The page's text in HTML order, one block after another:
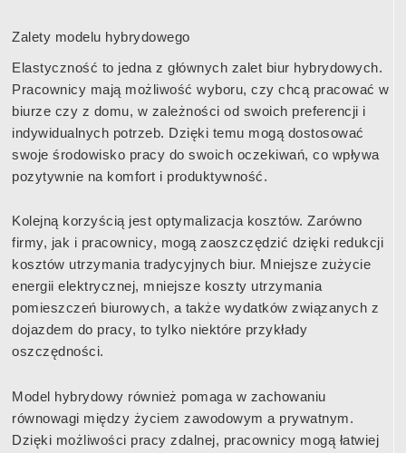
Zalety modelu hybrydowego
Elastyczność to jedna z głównych zalet biur hybrydowych.
Pracownicy mają możliwość wyboru, czy chcą pracować w
biurze czy z domu, w zależności od swoich preferencji i
indywidualnych potrzeb. Dzięki temu mogą dostosować
swoje środowisko pracy do swoich oczekiwań, co wpływa
pozytywnie na komfort i produktywność.
Kolejną korzyścią jest optymalizacja kosztów. Zarówno
firmy, jak i pracownicy, mogą zaoszczędzić dzięki redukcji
kosztów utrzymania tradycyjnych biur. Mniejsze zużycie
energii elektrycznej, mniejsze koszty utrzymania
pomieszczeń biurowych, a także wydatków związanych z
dojazdem do pracy, to tylko niektóre przykłady
oszczędności.
Model hybrydowy również pomaga w zachowaniu
równowagi między życiem zawodowym a prywatnym.
Dzięki możliwości pracy zdalnej, pracownicy mogą łatwiej